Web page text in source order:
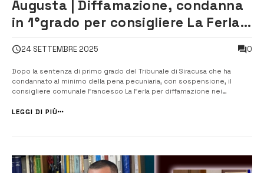
Augusta | Diffamazione, condanna
in 1°grado per consigliere La Ferla
24 SETTEMBRE 2025 0
Dopo la sentenza di primo grado del Tribunale di Siracusa che ha
condannato al minimo della pena pecuniaria, con sospensione, il
consigliere comunale Francesco La Ferla per diffamazione nei
la parola con una nota ufficiale per chiarire la sua posizione e
LEGGI DI PIÙ